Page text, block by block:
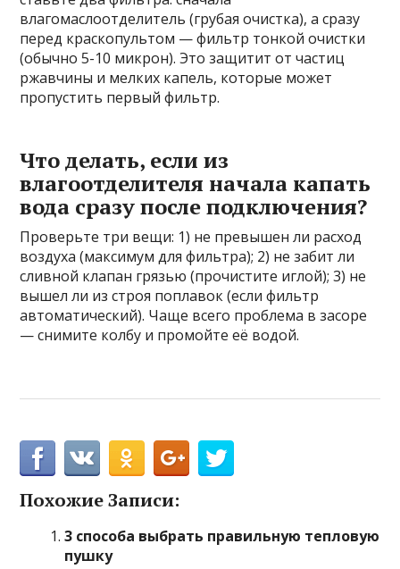
влагомаслоотделитель (грубая очистка), а сразу
перед краскопультом — фильтр тонкой очистки
(обычно 5-10 микрон). Это защитит от частиц
ржавчины и мелких капель, которые может
пропустить первый фильтр.
Что делать, если из
влагоотделителя начала капать
вода сразу после подключения?
Проверьте три вещи: 1) не превышен ли расход
воздуха (максимум для фильтра); 2) не забит ли
сливной клапан грязью (прочистите иглой); 3) не
вышел ли из строя поплавок (если фильтр
автоматический). Чаще всего проблема в засоре
— снимите колбу и промойте её водой.
Похожие Записи:
3 способа выбрать правильную тепловую
пушку